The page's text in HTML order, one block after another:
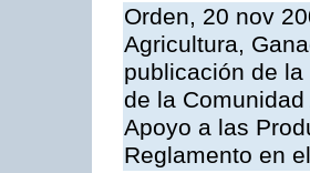
Orden, 20 nov
Agricultura,
publicación de
de la
Apoyo a las
Reglamento en